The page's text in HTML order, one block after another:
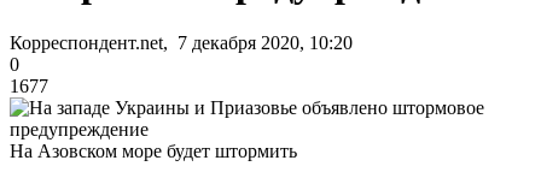
Корреспондент.net, 7 декабря 2020, 10:20
0
1677
На Азовском море будет штормить